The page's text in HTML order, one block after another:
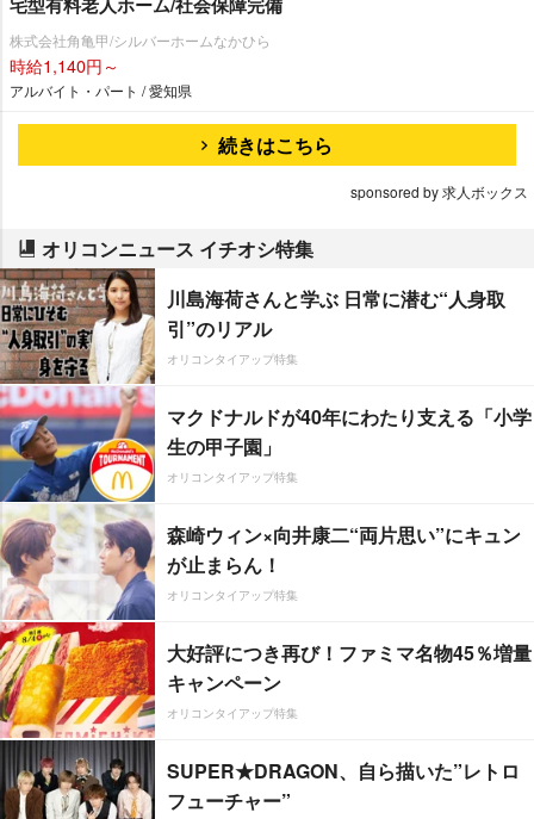
株式会社角亀甲/シルバーホームなかひら
時給1,140円～
アルバイト・パート / 愛知県
続きはこちら
sponsored by 求人ボックス
オリコンニュース イチオシ特集
川島海荷さんと学ぶ 日常に潜む“人身取
引”のリアル
オリコンタイアップ特集
マクドナルドが40年にわたり支える「小学
生の甲子園」
オリコンタイアップ特集
森崎ウィン×向井康二“両片思い”にキュン
が止まらん！
オリコンタイアップ特集
大好評につき再び！ファミマ名物45％増量
キャンペーン
オリコンタイアップ特集
SUPER★DRAGON、自ら描いた”レトロ
フューチャー”